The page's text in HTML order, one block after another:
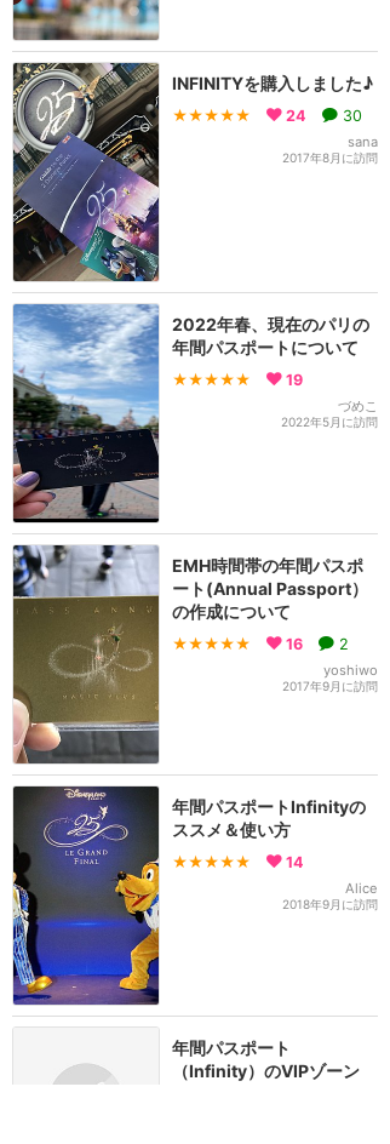
INFINITYを購入しました♪
★★★★★ 24 30
sana
2017年8月に訪問
2022年春、現在のパリの
年間パスポートについて
★★★★★ 19
づめこ
2022年5月に訪問
EMH時間帯の年間パスポ
ート(Annual Passport）
の作成について
★★★★★ 16 2
yoshiwo
2017年9月に訪問
年間パスポートInfinityの
ススメ＆使い方
★★★★★ 14
Alice
2018年9月に訪問
年間パスポート
（Infinity）のVIPゾーン